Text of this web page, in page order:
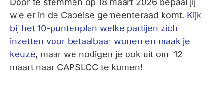
wie er in de Capelse gemeenteraad komt. Kijk
bij het 10-puntenplan welke partijen zich
inzetten voor betaalbaar wonen en maak je
keuze, maar we nodigen je ook uit om 12
maart naar CAPSLOC te komen!